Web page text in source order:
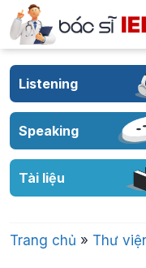
Skip
to
content
Listening
Speaking
Tài liệu
Trang chủ » Thư